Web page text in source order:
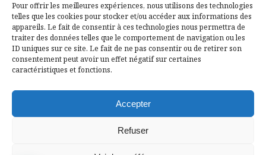
Pour offrir les meilleures expériences, nous utilisons des technologies
telles que les cookies pour stocker et/ou accéder aux informations des
appareils. Le fait de consentir à ces technologies nous permettra de
traiter des données telles que le comportement de navigation ou les
ID uniques sur ce site. Le fait de ne pas consentir ou de retirer son
consentement peut avoir un effet négatif sur certaines
caractéristiques et fonctions.
Accepter
Refuser
Mission d’excellence en IA, Machine
Learning et LLM
Abidjan, Côte d'Ivoire ALG Consultant
Research Assistants – Accra
Research Assistants – Lagos
Consultant